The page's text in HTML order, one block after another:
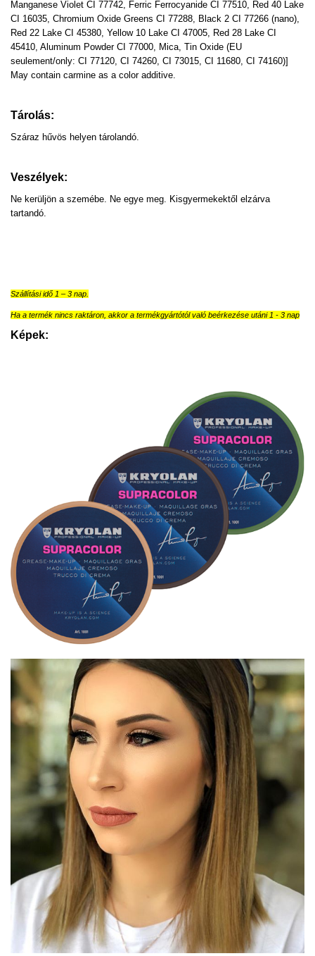
Manganese Violet CI 77742, Ferric Ferrocyanide CI 77510, Red 40 Lake
CI 16035, Chromium Oxide Greens CI 77288, Black 2 CI 77266 (nano),
Red 22 Lake CI 45380, Yellow 10 Lake CI 47005, Red 28 Lake CI
45410, Aluminum Powder CI 77000, Mica, Tin Oxide (EU
seulement/only: CI 77120, CI 74260, CI 73015, CI 11680, CI 74160)]
May contain carmine as a color additive.
Tárolás:
Száraz hűvös helyen tárolandó.
Veszélyek:
Ne kerüljön a szemébe. Ne egye meg. Kisgyermekektől elzárva
tartandó.
Szállítási idő 1 – 3 nap.
Ha a termék nincs raktáron, akkor a termékgyártótól való beérkezése utáni 1 - 3 nap
Képek: